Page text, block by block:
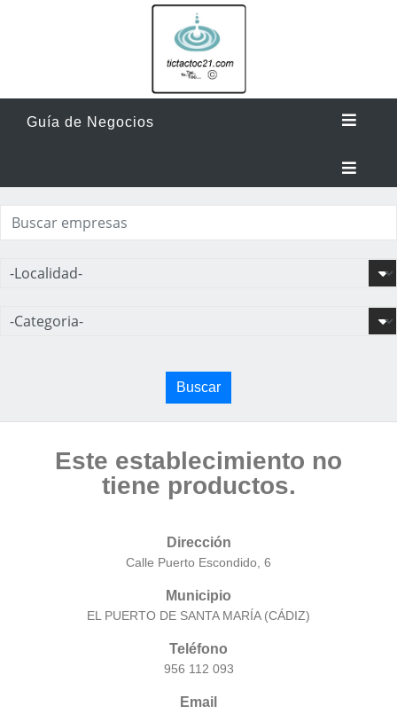
Guía de Negocios
Buscar
Este establecimiento no
tiene productos.
Dirección
Calle Puerto Escondido, 6
Municipio
EL PUERTO DE SANTA MARÍA (CÁDIZ)
Teléfono
956 112 093
Email